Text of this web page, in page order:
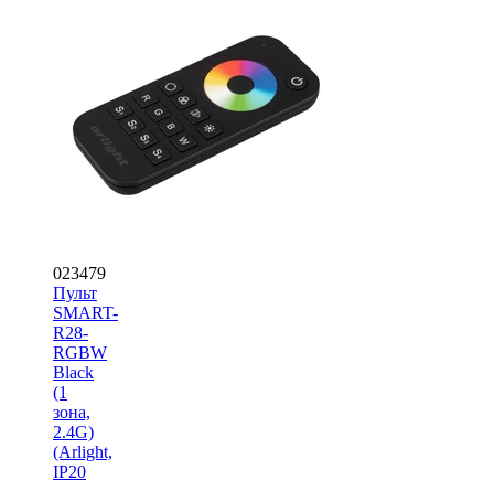
023479
Пульт
SMART-
R28-
RGBW
Black
(1
зона,
2.4G)
(Arlight,
IP20